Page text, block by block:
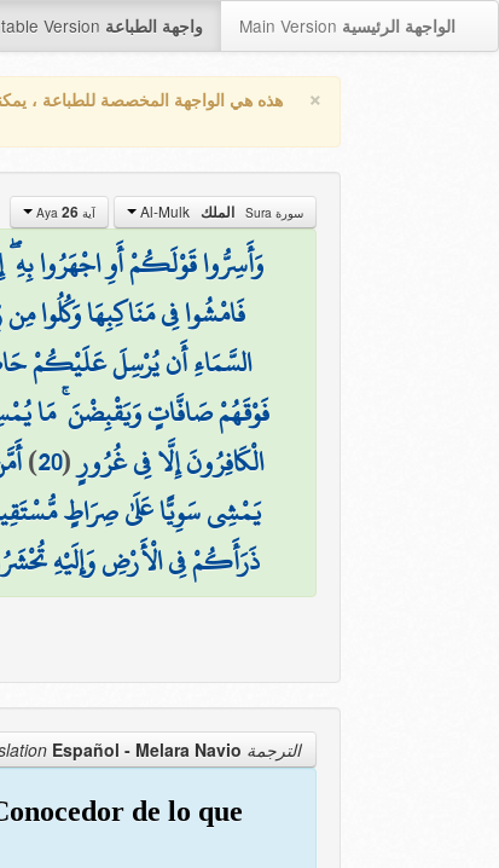
Version واجهة الطباعة Main Version الواجهة الرئيسية
× هذه هي الواجهة المخصصة للطباعة ،
سورة Sura الملك آية Aya 26
وَأَسِرُّوا قَوْلَكُمْ أَوِ اجْهَرُوا
فَامْشُوا فِي مَنَاكِبِهَا وَكُلُوا
السَّمَاءِ أَن يُرْسِلَ عَلَيْكُمْ
فَوْقَهُمْ صَافَّاتٍ وَيَقْبِضْنَ ۚ مَا
الْكَافِرُونَ إِلَّا فِي غُرُورٍ(
20
)
يَمْشِي سَوِيًّا عَلَىٰ صِرَاطٍ
ذَرَأَكُمْ فِي الْأَرْضِ وَإِلَيْهِ
الترجمة Translation Español - Melara Navio
de lo que